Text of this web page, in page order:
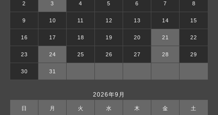
2 3 4 5 6 7 8
9 10 11 12 13 14 15
16 17 18 19 20 21 22
23 24 25 26 27 28 29
30 31
2026年9月
日 月 火 水 木 金 土